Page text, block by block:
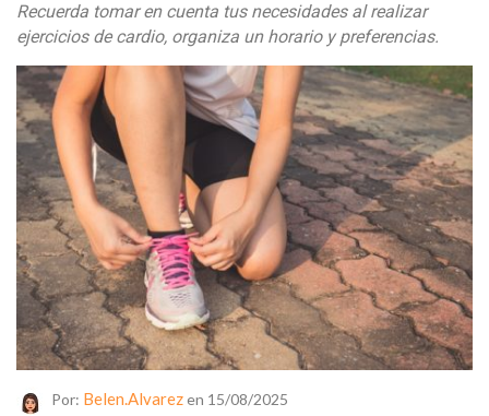
Recuerda tomar en cuenta tus necesidades al realizar
ejercicios de cardio, organiza un horario y preferencias.
Por: Belen.alvarezen 15/08/2025